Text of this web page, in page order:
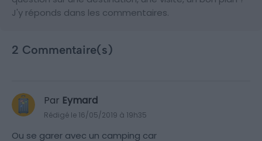
J'y réponds dans les commentaires.
2 Commentaire(s)
Par Eymard
Rédigé le 16/05/2019 à 19h35
Ou se garer avec un camping car